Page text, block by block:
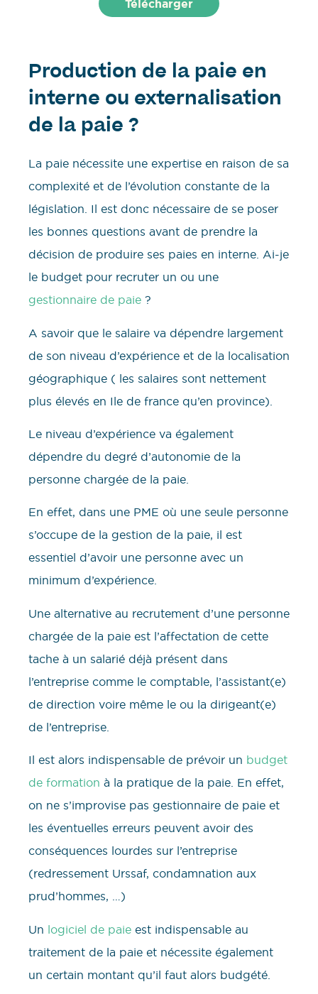
Production de la paie en
interne ou externalisation
de la paie ?
La paie nécessite une expertise en raison de sa
complexité et de l’évolution constante de la
législation. Il est donc nécessaire de se poser
les bonnes questions avant de prendre la
décision de produire ses paies en interne. Ai-je
le budget pour recruter un ou une
gestionnaire de paie ?
A savoir que le salaire va dépendre largement
de son niveau d’expérience et de la localisation
géographique ( les salaires sont nettement
plus élevés en Ile de france qu’en province).
Le niveau d’expérience va également
dépendre du degré d’autonomie de la
personne chargée de la paie.
En effet, dans une PME où une seule personne
s’occupe de la gestion de la paie, il est
essentiel d’avoir une personne avec un
minimum d’expérience.
Une alternative au recrutement d’une personne
chargée de la paie est l’affectation de cette
tache à un salarié déjà présent dans
l’entreprise comme le comptable, l’assistant(e)
de direction voire même le ou la dirigeant(e)
de l’entreprise.
Il est alors indispensable de prévoir un budget
de formation à la pratique de la paie. En effet,
on ne s’improvise pas gestionnaire de paie et
les éventuelles erreurs peuvent avoir des
conséquences lourdes sur l’entreprise
(redressement Urssaf, condamnation aux
prud’hommes, …)
Un logiciel de paie est indispensable au
traitement de la paie et nécessite également
un certain montant qu’il faut alors budgété.